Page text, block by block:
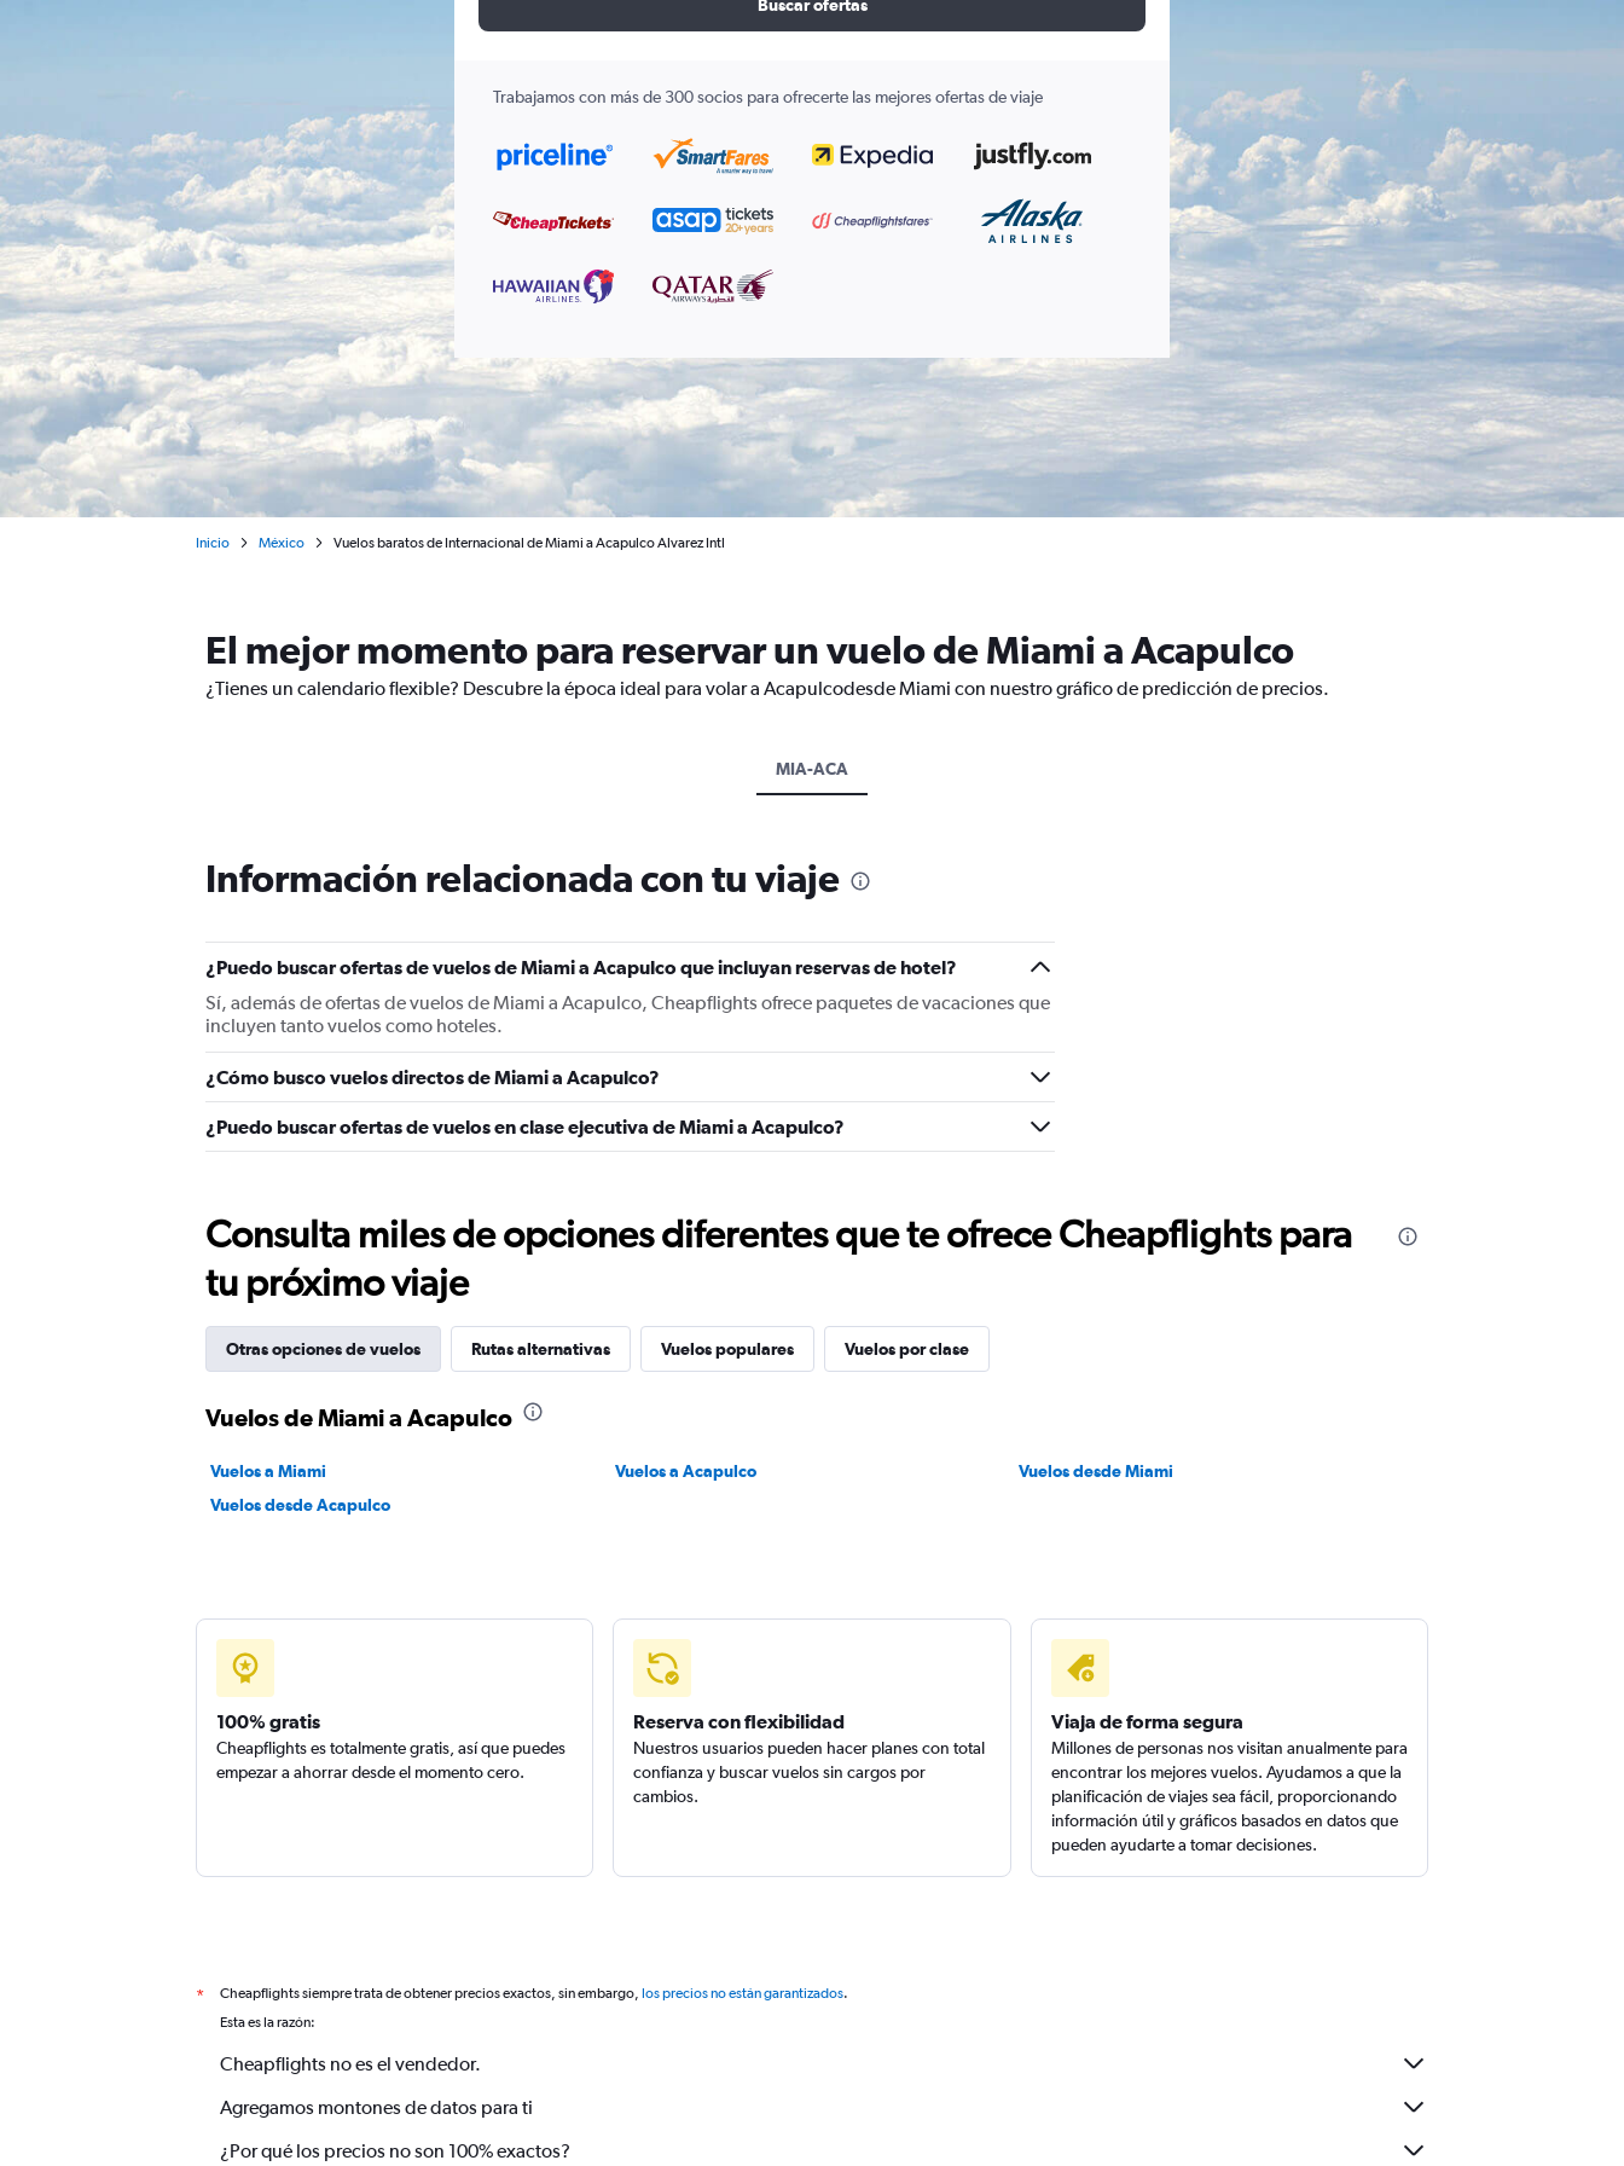
Buscar ofertas
Trabajamos con más de 300 socios para ofrecerte las mejores ofertas de viaje
Inicio México Vuelos baratos de Internacional de Miami a Acapulco Alvarez Intl
El mejor momento para reservar un vuelo de Miami a Acapulco
¿Tienes un calendario flexible? Descubre la época ideal para volar a Acapulcodesde Miami con nuestro gráfico de predicción de precios.
MIA-ACA
Información relacionada con tu viaje
¿Puedo buscar ofertas de vuelos de Miami a Acapulco que incluyan reservas de hotel?
Sí, además de ofertas de vuelos de Miami a Acapulco, Cheapflights ofrece paquetes de vacaciones que
incluyen tanto vuelos como hoteles.
¿Cómo busco vuelos directos de Miami a Acapulco?
¿Puedo buscar ofertas de vuelos en clase ejecutiva de Miami a Acapulco?
Consulta miles de opciones diferentes que te ofrece Cheapflights para
tu próximo viaje
Otras opciones de vuelos Rutas alternativas Vuelos populares Vuelos por clase
Vuelos de Miami a Acapulco
Vuelos a Miami Vuelos a Acapulco
Vuelos desde Miami
Vuelos desde Acapulco
100% gratis
Cheapflights es totalmente gratis, así que puedes
empezar a ahorrar desde el momento cero.
Reserva con flexibilidad
Nuestros usuarios pueden hacer planes con total
confianza y buscar vuelos sin cargos por
cambios.
Viaja de forma segura
Millones de personas nos visitan anualmente para
encontrar los mejores vuelos. Ayudamos a que la
planificación de viajes sea fácil, proporcionando
información útil y gráficos basados en datos que
pueden ayudarte a tomar decisiones.
* Cheapflights siempre trata de obtener precios exactos, sin embargo, los precios no están garantizados.
Esta es la razón:
Cheapflights no es el vendedor.
Agregamos montones de datos para ti
¿Por qué los precios no son 100% exactos?